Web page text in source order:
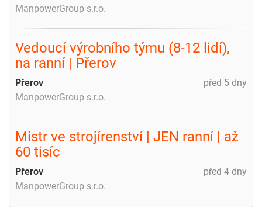
ManpowerGroup s.r.o.
Vedoucí výrobního týmu (8-12 lidí),
na ranní | Přerov
před 5 dny
Přerov
ManpowerGroup s.r.o.
Mistr ve strojírenství | JEN ranní | až
60 tisíc
před 4 dny
Přerov
ManpowerGroup s.r.o.